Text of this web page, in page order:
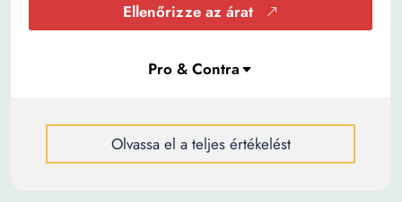
Ellenőrizze az árat
Olvassa el a teljes értékelést